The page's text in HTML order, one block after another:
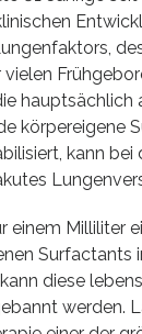
hauptsächlich
körpereigene
kann bei
einem Milliliter
Surfactants
diese
werden.